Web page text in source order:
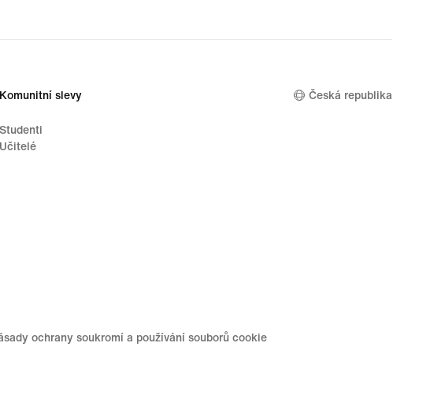
Komunitní slevy
Studenti
Učitelé
Česká republika
ochrany soukromí a používání souborů cookie